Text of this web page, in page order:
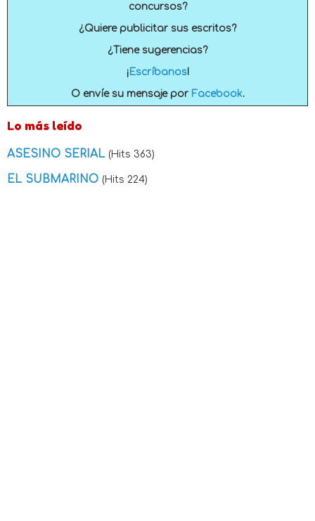
concursos?
¿Quiere publicitar sus escritos?
¿Tiene sugerencias?
¡ Escríbanos!
O envíe su mensaje por Facebook.
Lo más leído
ASESINO SERIAL (Hits 363)
EL SUBMARINO (Hits 224)